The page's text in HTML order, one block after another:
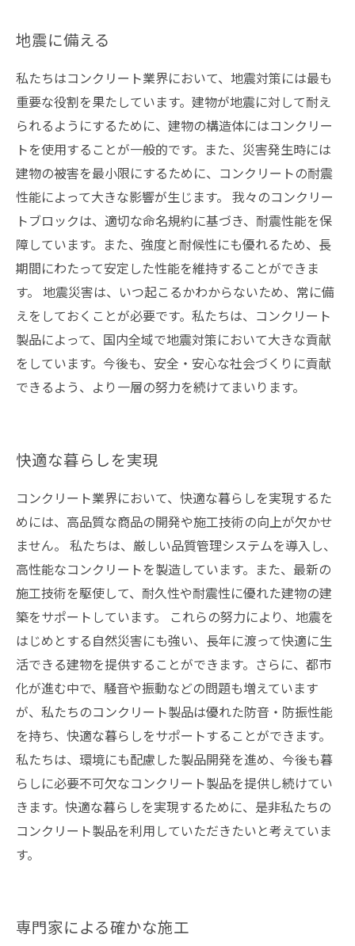
地震に備える
私たちはコンクリート業界において、地震対策には最も
重要な役割を果たしています。建物が地震に対して耐え
られるようにするために、建物の構造体にはコンクリー
トを使用することが一般的です。また、災害発生時には
建物の被害を最小限にするために、コンクリートの耐震
性能によって大きな影響が生じます。 我々のコンクリー
トブロックは、適切な命名規約に基づき、耐震性能を保
障しています。また、強度と耐候性にも優れるため、長
期間にわたって安定した性能を維持することができま
す。 地震災害は、いつ起こるかわからないため、常に備
えをしておくことが必要です。私たちは、コンクリート
製品によって、国内全域で地震対策において大きな貢献
をしています。今後も、安全・安心な社会づくりに貢献
できるよう、より一層の努力を続けてまいります。
快適な暮らしを実現
コンクリート業界において、快適な暮らしを実現するた
めには、高品質な商品の開発や施工技術の向上が欠かせ
ません。 私たちは、厳しい品質管理システムを導入し、
高性能なコンクリートを製造しています。また、最新の
施工技術を駆使して、耐久性や耐震性に優れた建物の建
築をサポートしています。 これらの努力により、地震を
はじめとする自然災害にも強い、長年に渡って快適に生
活できる建物を提供することができます。さらに、都市
化が進む中で、騒音や振動などの問題も増えています
が、私たちのコンクリート製品は優れた防音・防振性能
を持ち、快適な暮らしをサポートすることができます。
私たちは、環境にも配慮した製品開発を進め、今後も暮
らしに必要不可欠なコンクリート製品を提供し続けてい
きます。快適な暮らしを実現するために、是非私たちの
コンクリート製品を利用していただきたいと考えていま
す。
専門家による確かな施工